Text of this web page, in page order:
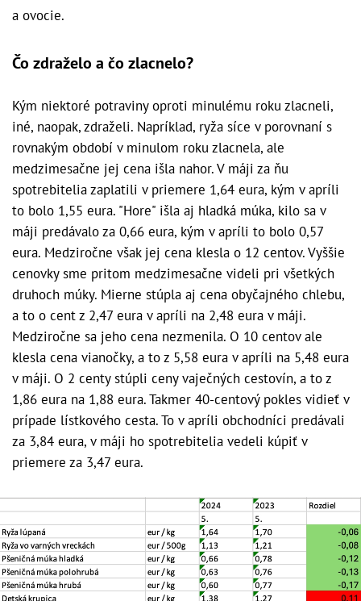
a ovocie.
Čo zdraželo a čo zlacnelo?
Kým niektoré potraviny oproti minulému roku zlacneli,
iné, naopak, zdraželi. Napríklad, ryža síce v porovnaní s
rovnakým období v minulom roku zlacnela, ale
medzimesačne jej cena išla nahor. V máji za ňu
spotrebitelia zaplatili v priemere 1,64 eura, kým v apríli
to bolo 1,55 eura. "Hore" išla aj hladká múka, kilo sa v
máji predávalo za 0,66 eura, kým v apríli to bolo 0,57
eura. Medziročne však jej cena klesla o 12 centov. Vyššie
cenovky sme pritom medzimesačne videli pri všetkých
druhoch múky. Mierne stúpla aj cena obyčajného chlebu,
a to o cent z 2,47 eura v apríli na 2,48 eura v máji.
Medziročne sa jeho cena nezmenila. O 10 centov ale
klesla cena vianočky, a to z 5,58 eura v apríli na 5,48 eura
v máji. O 2 centy stúpli ceny vaječných cestovín, a to z
1,86 eura na 1,88 eura. Takmer 40-centový pokles vidieť v
prípade lístkového cesta. To v apríli obchodníci predávali
za 3,84 eura, v máji ho spotrebitelia vedeli kúpiť v
priemere za 3,47 eura.